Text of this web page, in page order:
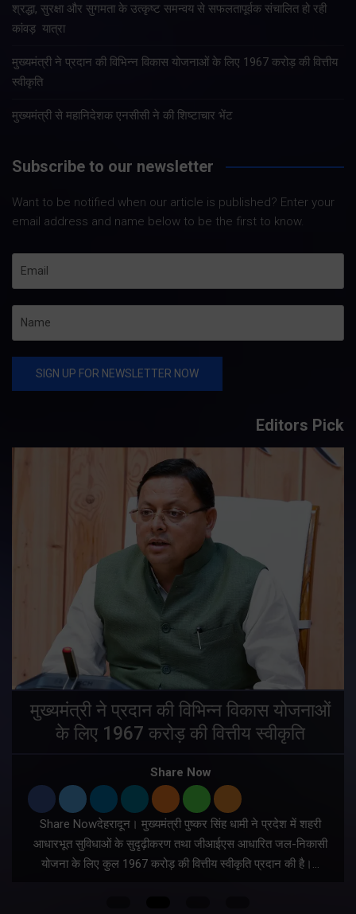
श्रद्धा, सुरक्षा और सुगमता के उत्कृष्ट समन्वय से सफलतापूर्वक संचालित हो रही
कांवड़ यात्रा
मुख्यमंत्री ने प्रदान की विभिन्न विकास योजनाओं के लिए 1967 करोड़ की वित्तीय
स्वीकृति
मुख्यमंत्री से महानिदेशक एनसीसी ने की शिष्टाचार भेंट
Subscribe to our newsletter
Want to be notified when our article is published? Enter your
email address and name below to be the first to know.
Editors Pick
मुख्यमंत्री ने प्रदान की विभिन्न विकास योजनाओं
के लिए 1967 करोड़ की वित्तीय स्वीकृति
Share Now
Share Nowदेहरादून। मुख्यमंत्री पुष्कर सिंह धामी ने प्रदेश में शहरी
आधारभूत सुविधाओं के सुदृढ़ीकरण तथा जीआईएस आधारित जल-निकासी
योजना के लिए कुल 1967 करोड़ की वित्तीय स्वीकृति प्रदान की है।…